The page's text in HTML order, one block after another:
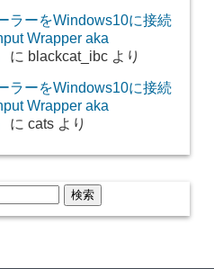
ラーをWindows10に接続
Wrapper aka
に blackcat_ibcより
ラーをWindows10に接続
Wrapper aka
に catsより